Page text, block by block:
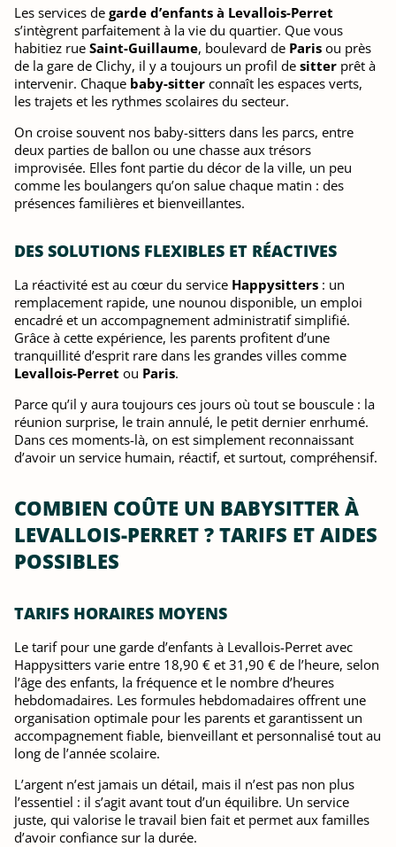
Les services de garde d’enfants à Levallois-Perret
s’intègrent parfaitement à la vie du quartier. Que vous
habitiez rue Saint-Guillaume, boulevard de Paris ou près
de la gare de Clichy, il y a toujours un profil de sitter prêt à
intervenir. Chaque baby-sitter connaît les espaces verts,
les trajets et les rythmes scolaires du secteur.
On croise souvent nos baby-sitters dans les parcs, entre
deux parties de ballon ou une chasse aux trésors
improvisée. Elles font partie du décor de la ville, un peu
comme les boulangers qu’on salue chaque matin : des
présences familières et bienveillantes.
DES SOLUTIONS FLEXIBLES ET RÉACTIVES
La réactivité est au cœur du service Happysitters : un
remplacement rapide, une nounou disponible, un emploi
encadré et un accompagnement administratif simplifié.
Grâce à cette expérience, les parents profitent d’une
tranquillité d’esprit rare dans les grandes villes comme
Levallois-Perret ou Paris.
Parce qu’il y aura toujours ces jours où tout se bouscule : la
réunion surprise, le train annulé, le petit dernier enrhumé.
Dans ces moments-là, on est simplement reconnaissant
d’avoir un service humain, réactif, et surtout, compréhensif.
COMBIEN COÛTE UN BABYSITTER À
LEVALLOIS-PERRET ? TARIFS ET AIDES
POSSIBLES
TARIFS HORAIRES MOYENS
Le tarif pour une garde d’enfants à Levallois-Perret avec
Happysitters varie entre 18,90 € et 31,90 € de l’heure, selon
l’âge des enfants, la fréquence et le nombre d’heures
hebdomadaires. Les formules hebdomadaires offrent une
organisation optimale pour les parents et garantissent un
accompagnement fiable, bienveillant et personnalisé tout au
long de l’année scolaire.
L’argent n’est jamais un détail, mais il n’est pas non plus
l’essentiel : il s’agit avant tout d’un équilibre. Un service
juste, qui valorise le travail bien fait et permet aux familles
d’avoir confiance sur la durée.